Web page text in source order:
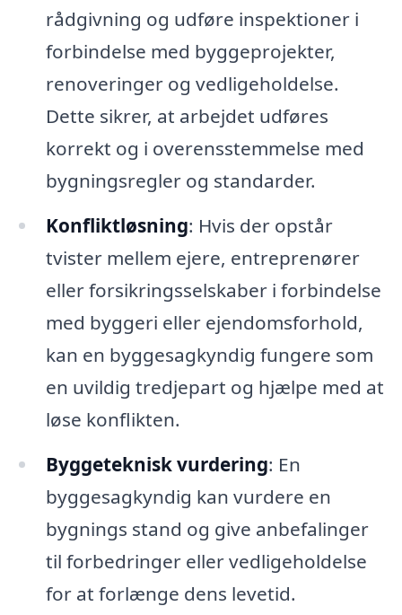
rådgivning og udføre inspektioner i
forbindelse med byggeprojekter,
renoveringer og vedligeholdelse.
Dette sikrer, at arbejdet udføres
korrekt og i overensstemmelse med
bygningsregler og standarder.
Konfliktløsning: Hvis der opstår
tvister mellem ejere, entreprenører
eller forsikringsselskaber i forbindelse
med byggeri eller ejendomsforhold,
kan en byggesagkyndig fungere som
en uvildig tredjepart og hjælpe med at
løse konflikten.
Byggeteknisk vurdering: En
byggesagkyndig kan vurdere en
bygnings stand og give anbefalinger
til forbedringer eller vedligeholdelse
for at forlænge dens levetid.